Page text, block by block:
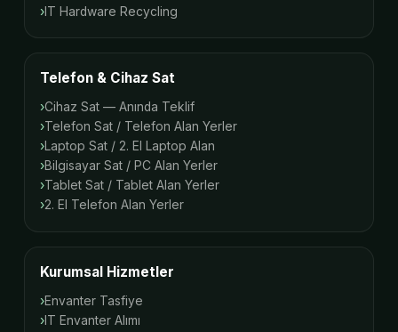
IT Hardware Recycling
Telefon & Cihaz Sat
Cihaz Sat — Anında Teklif
Telefon Sat / Telefon Alan Yerler
Laptop Sat / 2. El Laptop Alan
Bilgisayar Sat / PC Alan Yerler
Tablet Sat / Tablet Alan Yerler
2. El Telefon Alan Yerler
Kurumsal Hizmetler
Envanter Tasfiye
IT Envanter Alımı